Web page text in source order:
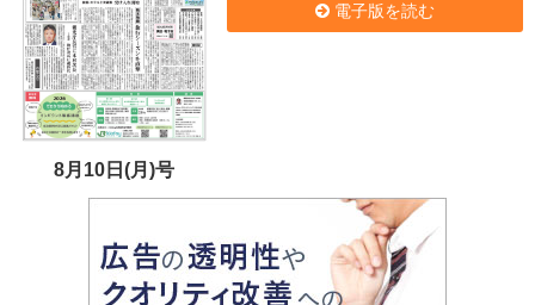
8月10日(月)号
電子版を読む